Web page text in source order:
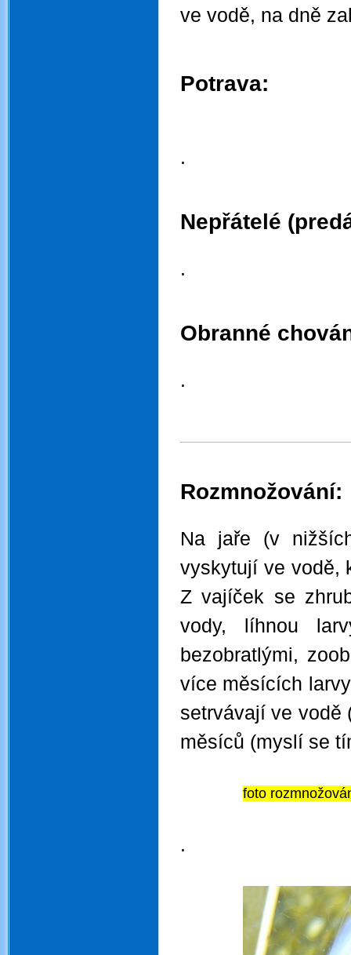
ve vodě, na dně
Potrava:
.
Nepřátelé
.
Obranné
.
Rozmnožování:
Na jaře (v
vyskytují ve vodě,
Z vajíček se
vody, líhnou
bezobratlými,
více měsících
setrvávají ve vodě
měsíců (myslí se
foto
.